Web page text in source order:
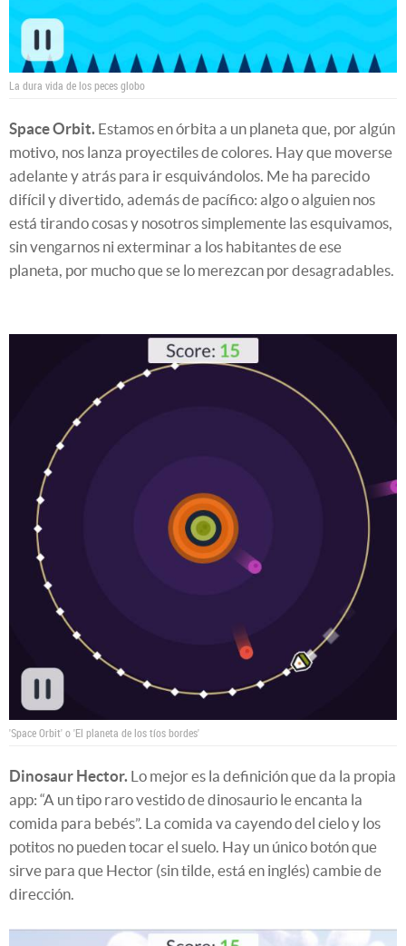
La dura vida de los peces globo
Space Orbit. Estamos en órbita a un planeta que, por algún
motivo, nos lanza proyectiles de colores. Hay que moverse
adelante y atrás para ir esquivándolos. Me ha parecido
difícil y divertido, además de pacífico: algo o alguien nos
está tirando cosas y nosotros simplemente las esquivamos,
sin vengarnos ni exterminar a los habitantes de ese
planeta, por mucho que se lo merezcan por desagradables.
'Space Orbit' o 'El planeta de los tíos bordes'
Dinosaur Hector. Lo mejor es la definición que da la propia
app: “A un tipo raro vestido de dinosaurio le encanta la
comida para bebés”. La comida va cayendo del cielo y los
potitos no pueden tocar el suelo. Hay un único botón que
sirve para que Hector (sin tilde, está en inglés) cambie de
dirección.